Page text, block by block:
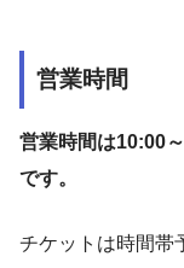
営業時間
営業時間は10:00
です。
チケットは時間帯